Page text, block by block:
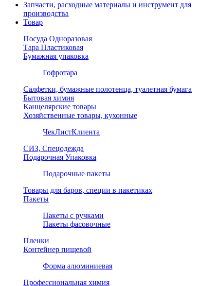
Запчасти, расходные материалы и инструмент для
производства
Товар
Посуда Одноразовая
Тара Пластиковая
Бумажная упаковка
Гофротара
Салфетки, бумажные полотенца, туалетная бумага
Бытовая химия
Канцелярские товары
Хозяйственные товары, кухонные
ЧекЛистКлиента
СИЗ, Спецодежда
Подарочная Упаковка
Подарочные пакеты
Товары для баров, специи в пакетиках
Пакеты
Пакеты с ручками
Пакеты фасовочные
Пленки
Контейнер пищевой
Форма алюминиевая
Профессиональная химия